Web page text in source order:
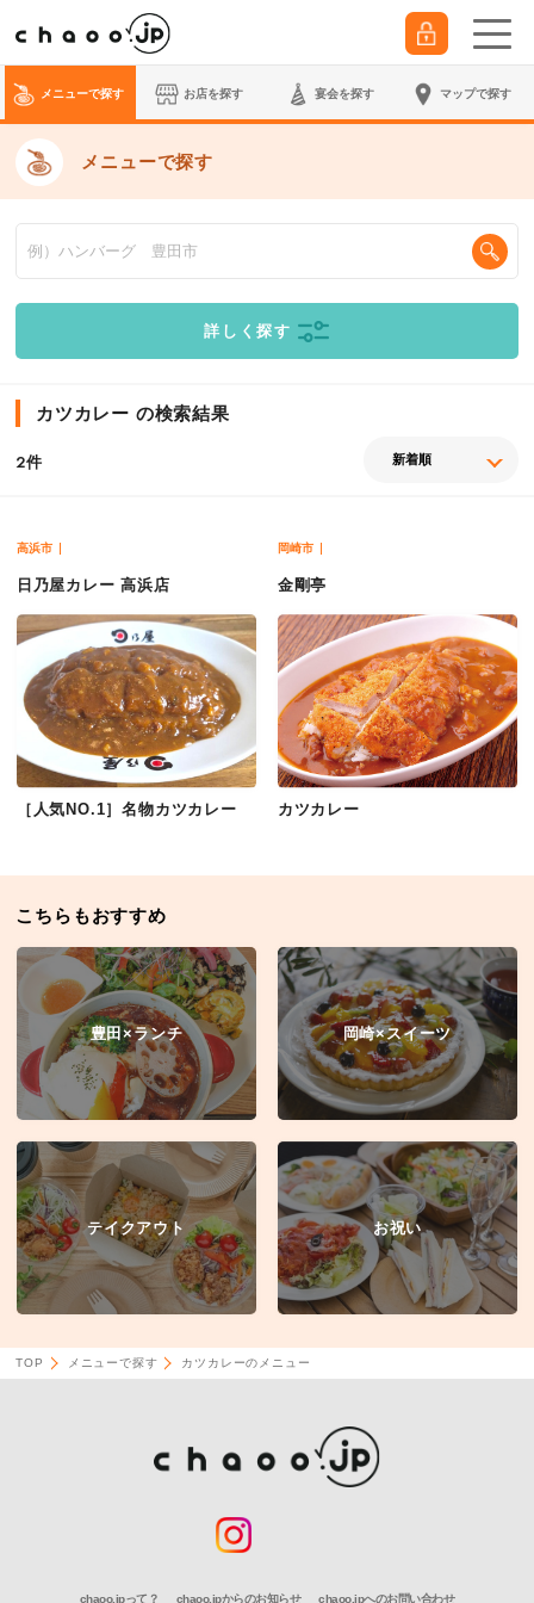
メニューで探す お店を探す 宴会を探す マップで探す
メニューで探す
詳しく探す
カツカレー の検索結果
2件
高浜市
日乃屋カレー 高浜店
［人気NO.1］名物カツカレー
岡崎市
金剛亭
カツカレー
こちらもおすすめ
豊田×ランチ 岡崎×スイーツ
テイクアウト お祝い
TOP メニューで探す カツカレーのメニュー
chaoo.jpって？ chaoo.jpからのお知らせ chaoo.jpへのお問い合わせ